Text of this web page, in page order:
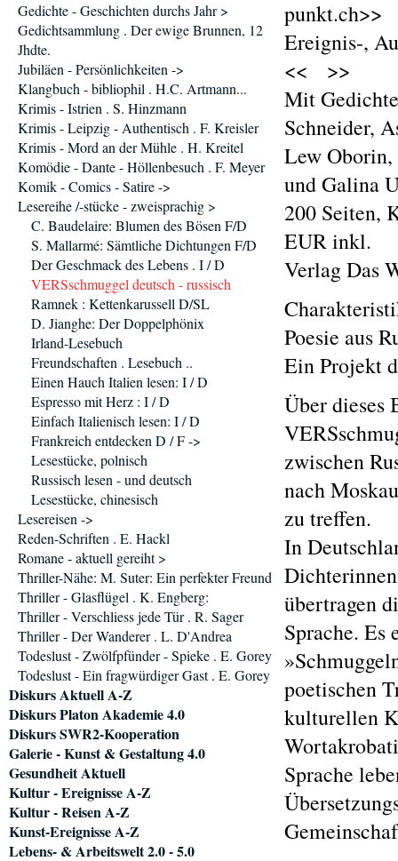
punkt.ch>>
Ereignis-,
<< >>
Mit
Schneider,
Lew Oborin,
und Galina
200 Seiten,
EUR inkl.
Verlag Das
Poesie aus
Ein Projekt
Über dieses
zwischen
nach
zu treffen.
In
übertragen
Sprache. Es
poetischen
kulturellen
Sprache
Gedichte - Geschichten durchs Jahr >
Gedichtsammlung . Der ewige Brunnen, 12
Jhdte.
Jubiläen - Persönlichkeiten ->
Klangbuch - bibliophil . H.C. Artmann...
Krimis - Istrien . S. Hinzmann
Krimis - Leipzig - Authentisch . F. Kreisler
Krimis - Mord an der Mühle . H. Kreitel
Komödie - Dante - Höllenbesuch . F. Meyer
Komik - Comics - Satire ->
Lesereihe /-stücke - zweisprachig >
C. Baudelaire: Blumen des Bösen F/D
S. Mallarmé: Sämtliche Dichtungen F/D
Der Geschmack des Lebens . I / D
VERSschmuggel deutsch - russisch
Ramnek : Kettenkarussell D/SL
D. Jianghe: Der Doppelphönix
Irland-Lesebuch
Freundschaften . Lesebuch ..
Einen Hauch Italien lesen: I / D
Espresso mit Herz : I / D
Einfach Italienisch lesen: I / D
Frankreich entdecken D / F ->
Lesestücke, polnisch
Russisch lesen - und deutsch
Lesestücke, chinesisch
Lesereisen ->
Reden-Schriften . E. Hackl
Romane - aktuell gereiht >
Thriller-Nähe: M. Suter: Ein perfekter Freund
Thriller - Glasflügel . K. Engberg:
Thriller - Verschliess jede Tür . R. Sager
Thriller - Der Wanderer . L. D'Andrea
Todeslust - Zwölfpfünder - Spieke . E. Gorey
Todeslust - Ein fragwürdiger Gast . E. Gorey
Diskurs Aktuell A-Z
Diskurs Platon Akademie 4.0
Diskurs SWR2-Kooperation
Galerie - Kunst & Gestaltung 4.0
Gesundheit Aktuell
Kultur - Ereignisse A-Z
Kultur - Reisen A-Z
Kunst-Ereignisse A-Z
Lebens- & Arbeitswelt 2.0 - 5.0